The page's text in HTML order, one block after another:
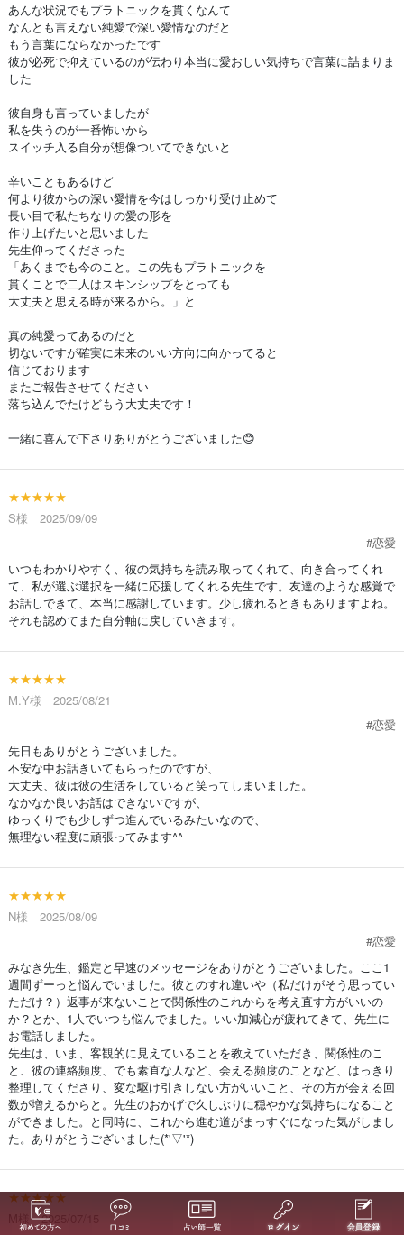
あんな状況でもプラトニックを貫くなんて
なんとも言えない純愛で深い愛情なのだと
もう言葉にならなかったです
彼が必死で抑えているのが伝わり本当に愛おしい気持ちで言葉に詰まりま
した
彼自身も言っていましたが
私を失うのが一番怖いから
スイッチ入る自分が想像ついてできないと
辛いこともあるけど
何より彼からの深い愛情を今はしっかり受け止めて
長い目で私たちなりの愛の形を
作り上げたいと思いました
先生仰ってくださった
「あくまでも今のこと。この先もプラトニックを
貫くことで二人はスキンシップをとっても
大丈夫と思える時が来るから。」と
真の純愛ってあるのだと
切ないですが確実に未来のいい方向に向かってると
信じております
またご報告させてください
落ち込んでたけどもう大丈夫です！
一緒に喜んで下さりありがとうございました😊
★★★★★
S様 2025/09/09
#恋愛
いつもわかりやすく、彼の気持ちを読み取ってくれて、向き合ってくれ
て、私が選ぶ選択を一緒に応援してくれる先生です。友達のような感覚で
お話しできて、本当に感謝しています。少し疲れるときもありますよね。
それも認めてまた自分軸に戻していきます。
★★★★★
M.Y様 2025/08/21
#恋愛
先日もありがとうございました。
不安な中お話きいてもらったのですが、
大丈夫、彼は彼の生活をしていると笑ってしまいました。
なかなか良いお話はできないですが、
ゆっくりでも少しずつ進んでいるみたいなので、
無理ない程度に頑張ってみます^^
★★★★★
N様 2025/08/09
#恋愛
みなき先生、鑑定と早速のメッセージをありがとうございました。ここ1
週間ずーっと悩んでいました。彼とのすれ違いや（私だけがそう思ってい
ただけ？）返事が来ないことで関係性のこれからを考え直す方がいいの
か？とか、1人でいつも悩んでました。いい加減心が疲れてきて、先生に
お電話しました。
先生は、いま、客観的に見えていることを教えていただき、関係性のこ
と、彼の連絡頻度、でも素直な人など、会える頻度のことなど、はっきり
整理してくださり、変な駆け引きしない方がいいこと、その方が会える回
数が増えるからと。先生のおかげで久しぶりに穏やかな気持ちになること
ができました。と同時に、これから進む道がまっすぐになった気がしまし
た。ありがとうございました(*'▽'*)
★★★★★
M様 2025/07/15